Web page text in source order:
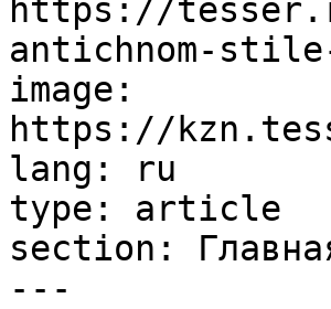
https://
antichnom-
image:
https://
lang: ru
type: article
section:
---